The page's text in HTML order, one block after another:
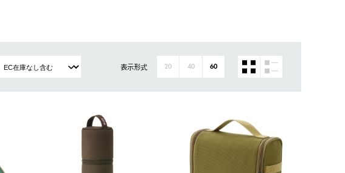
表示形式 20 40 60